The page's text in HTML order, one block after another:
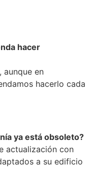
hacer
aunque en
hacerlo cada
ya está obsoleto?
actualización con
a su edificio